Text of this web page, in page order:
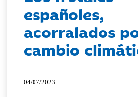
españoles,
acorralados
cambio
04/07/2023